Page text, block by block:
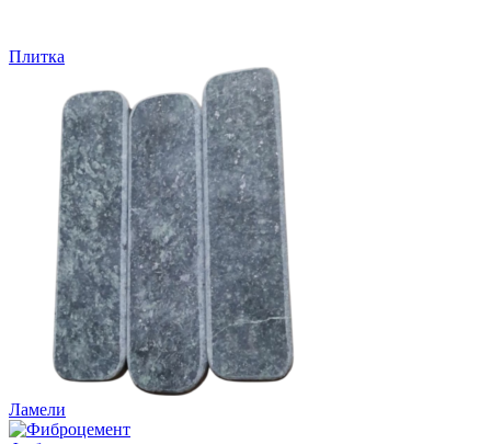
Плитка
Ламели